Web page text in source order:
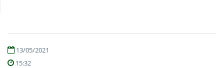
13/05/2021
15:32